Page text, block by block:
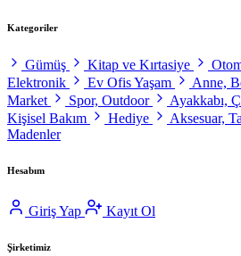
Kategoriler
Gümüş Kitap ve Kırtasiye
Elektronik
Ev Ofis Yaşam Anne,
Market
Spor, Outdoor Ayakkabı,
Kişisel Bakım
Hediye Aksesuar,
Madenler
Hesabım
Giriş Yap Kayıt Ol
Şirketimiz